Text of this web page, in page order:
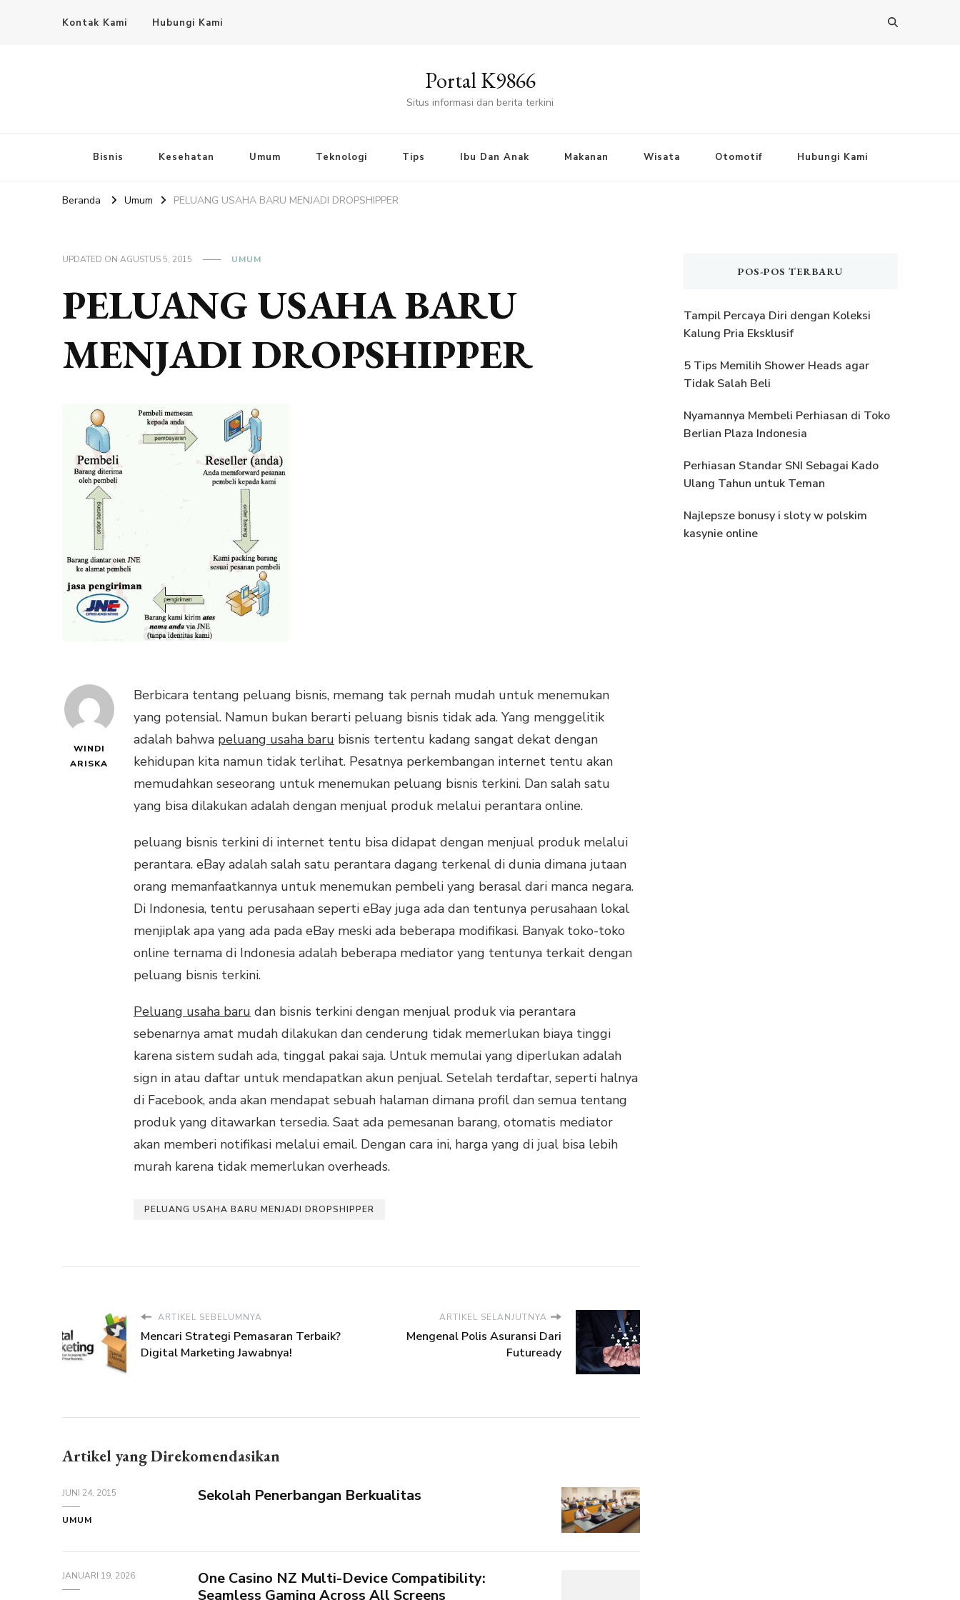
Kontak Kami Hubungi Kami
Portal K9866
Situs informasi dan berita terkini
Bisnis Kesehatan Umum Teknologi Tips Ibu Dan Anak Makanan Wisata Otomotif Hubungi Kami
Beranda Umum PELUANG USAHA BARU MENJADI DROPSHIPPER
UPDATED ON AGUSTUS 5, 2015 UMUM
PELUANG USAHA BARU
MENJADI DROPSHIPPER
WINDI
ARISKA
Berbicara tentang peluang bisnis, memang tak pernah mudah untuk menemukan
yang potensial. Namun bukan berarti peluang bisnis tidak ada. Yang menggelitik
adalah bahwa peluang usaha baru bisnis tertentu kadang sangat dekat dengan
kehidupan kita namun tidak terlihat. Pesatnya perkembangan internet tentu akan
memudahkan seseorang untuk menemukan peluang bisnis terkini. Dan salah satu
yang bisa dilakukan adalah dengan menjual produk melalui perantara online.
peluang bisnis terkini di internet tentu bisa didapat dengan menjual produk melalui
perantara. eBay adalah salah satu perantara dagang terkenal di dunia dimana jutaan
orang memanfaatkannya untuk menemukan pembeli yang berasal dari manca negara.
Di Indonesia, tentu perusahaan seperti eBay juga ada dan tentunya perusahaan lokal
menjiplak apa yang ada pada eBay meski ada beberapa modifikasi. Banyak toko-toko
online ternama di Indonesia adalah beberapa mediator yang tentunya terkait dengan
peluang bisnis terkini.
Peluang usaha baru dan bisnis terkini dengan menjual produk via perantara
sebenarnya amat mudah dilakukan dan cenderung tidak memerlukan biaya tinggi
karena sistem sudah ada, tinggal pakai saja. Untuk memulai yang diperlukan adalah
sign in atau daftar untuk mendapatkan akun penjual. Setelah terdaftar, seperti halnya
di Facebook, anda akan mendapat sebuah halaman dimana profil dan semua tentang
produk yang ditawarkan tersedia. Saat ada pemesanan barang, otomatis mediator
akan memberi notifikasi melalui email. Dengan cara ini, harga yang di jual bisa lebih
murah karena tidak memerlukan overheads.
PELUANG USAHA BARU MENJADI DROPSHIPPER
ARTIKEL SEBELUMNYA
Mencari Strategi Pemasaran Terbaik?
Digital Marketing Jawabnya!
ARTIKEL SELANJUTNYA
Mengenal Polis Asuransi Dari
Futuready
Artikel yang Direkomendasikan
JUNI 24, 2015
UMUM
Sekolah Penerbangan Berkualitas
JANUARI 19, 2026
One Casino NZ Multi-Device Compatibility:
Seamless Gaming Across All Screens
POS-POS TERBARU
Tampil Percaya Diri dengan Koleksi
Kalung Pria Eksklusif
5 Tips Memilih Shower Heads agar
Tidak Salah Beli
Nyamannya Membeli Perhiasan di Toko
Berlian Plaza Indonesia
Perhiasan Standar SNI Sebagai Kado
Ulang Tahun untuk Teman
Najlepsze bonusy i sloty w polskim
kasynie online